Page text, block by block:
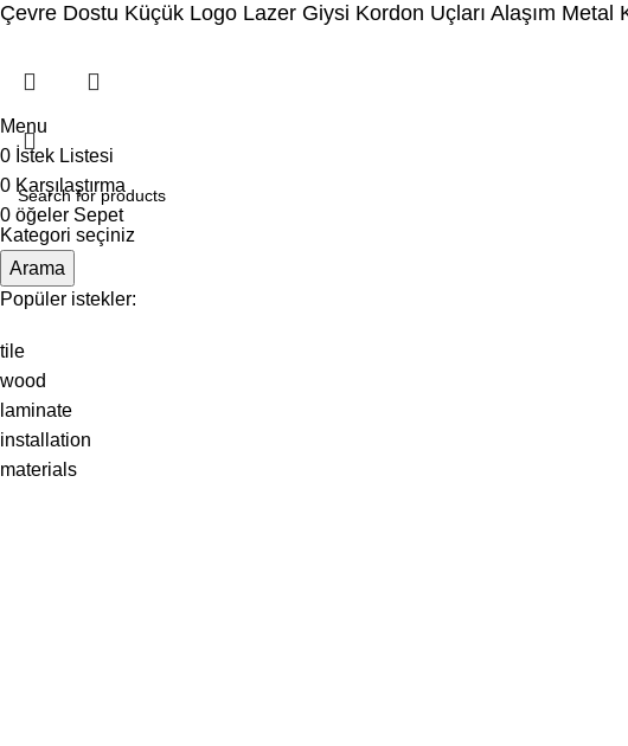
Çevre Dostu Küçük Logo Lazer Giysi Kordon Uçları Alaşım Metal
Kategori seçiniz
Arama
Popüler istekler:
tile
wood
laminate
installation
materials
Menu
0 İstek Listesi
0 Karşılaştırma
0 öğeler Sepet